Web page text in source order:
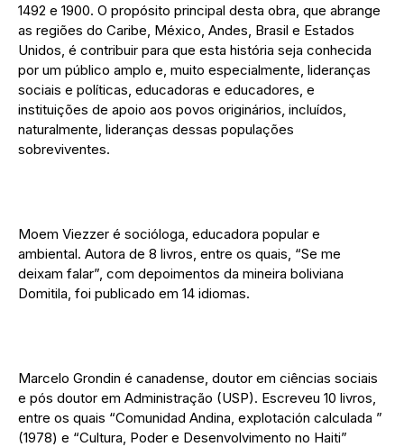
1492 e 1900. O propósito principal desta obra, que abrange
as regiões do Caribe, México, Andes, Brasil e Estados
Unidos, é contribuir para que esta história seja conhecida
por um público amplo e, muito especialmente, lideranças
sociais e políticas, educadoras e educadores, e
instituições de apoio aos povos originários, incluídos,
naturalmente, lideranças dessas populações
sobreviventes.
Moem Viezzer é socióloga, educadora popular e
ambiental. Autora de 8 livros, entre os quais, “Se me
deixam falar”, com depoimentos da mineira boliviana
Domitila, foi publicado em 14 idiomas.
Marcelo Grondin é canadense, doutor em ciências sociais
e pós doutor em Administração (USP). Escreveu 10 livros,
entre os quais “Comunidad Andina, explotación calculada ”
(1978) e “Cultura, Poder e Desenvolvimento no Haiti”